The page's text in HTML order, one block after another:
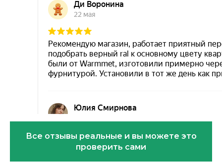
Все отзывы реальные и вы можете это
проверить сами